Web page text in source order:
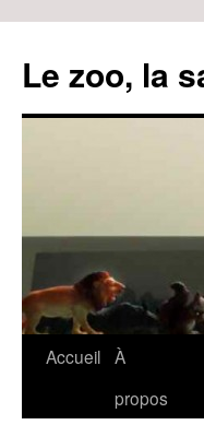
Le zoo, la
Aller
Accueil À
propos